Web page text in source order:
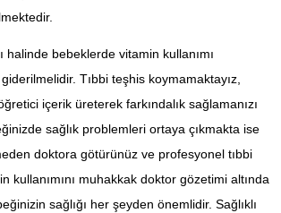
halinde bebeklerde vitamin kullanımı
Tıbbi teşhis koymamaktayız,
içerik üreterek farkındalık sağlamanızı
sağlık problemleri ortaya çıkmakta ise
doktora götürünüz ve profesyonel tıbbi
kullanımını muhakkak doktor gözetimi altında
sağlığı her şeyden önemlidir. Sağlıklı